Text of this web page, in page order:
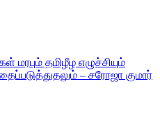
மரபும் தமிழீழ எழுச்சியும்
– சரோஜா குமார்